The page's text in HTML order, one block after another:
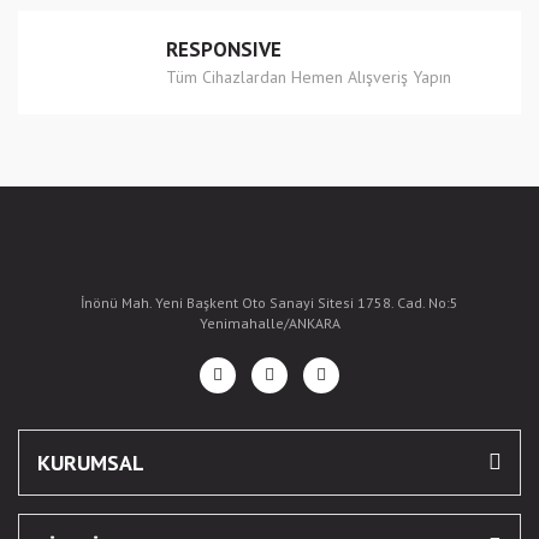
RESPONSIVE
Tüm Cihazlardan Hemen Alışveriş Yapın
İnönü Mah. Yeni Başkent Oto Sanayi Sitesi 1758. Cad. No:5
Yenimahalle/ANKARA
KURUMSAL